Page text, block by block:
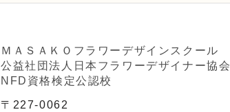
ＭＡＳＡＫＯフラワーデザインスクール
公益社団法人日本フラワーデザイナー協会
NFD資格検定公認校
〒227-0062